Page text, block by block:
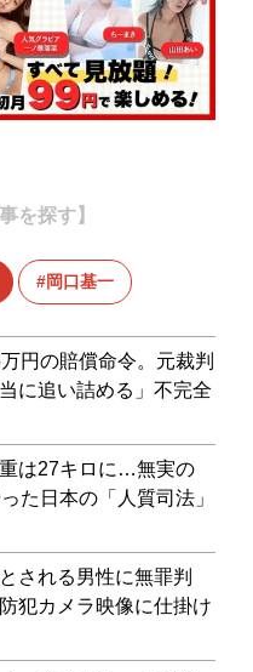
を探す】
岡口基一
円の賠償命令。元裁判
に追い詰める」不完全
は27キロに…無実の
た日本の「人質司法」
される男性に無罪判
犯カメラ映像に仕掛け